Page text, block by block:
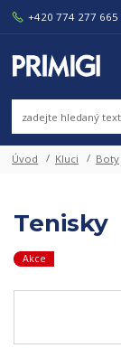
+420 774 277 665
Úvod Kluci Boty
Tenisky
Akce